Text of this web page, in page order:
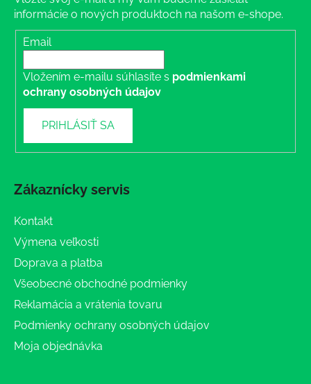
informácie o nových produktoch na našom e-shope.
Email
Vložením e-mailu súhlasíte s podmienkami
ochrany osobných údajov
PRIHLÁSIŤ SA
Zákaznícky servis
Kontakt
Výmena veľkosti
Doprava a platba
Všeobecné obchodné podmienky
Reklamácia a vrátenia tovaru
Podmienky ochrany osobných údajov
Moja objednávka